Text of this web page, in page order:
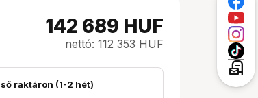
142 689 HUF
nettó: 112 353 HUF
raktáron (1-2 hét)
local_post_office